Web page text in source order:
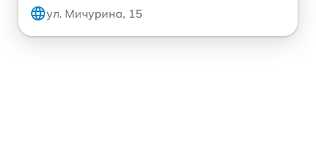
ул. Мичурина, 15